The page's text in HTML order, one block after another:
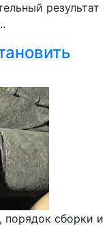
результат
порядок сборки и